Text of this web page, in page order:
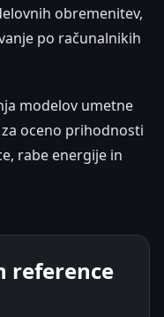
obremenitev,
po računalnikih
modelov umetne
oceno prihodnosti
rabe energije in
reference